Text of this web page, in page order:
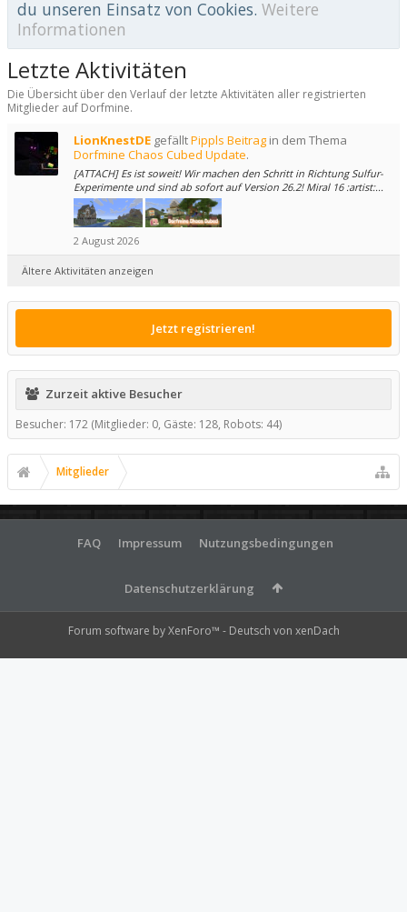
du unseren Einsatz von Cookies. Weitere
Informationen
Letzte Aktivitäten
Die Übersicht über den Verlauf der letzte Aktivitäten aller registrierten
Mitglieder auf Dorfmine.
LionKnestDE gefälltPippls Beitrag in dem Thema
Dorfmine Chaos Cubed Update.
[ATTACH] Es ist soweit! Wir machen den Schritt in Richtung Sulfur-
Experimente und sind ab sofort auf Version 26.2! Miral 16 :artist:...
2 August 2026
Ältere Aktivitäten anzeigen
Jetzt registrieren!
Zurzeit aktive Besucher
Besucher: 172 (Mitglieder: 0, Gäste: 128, Robots: 44)
Mitglieder
FAQ Impressum Nutzungsbedingungen
Datenschutzerklärung
Forum software by XenForo™ - Deutsch von xenDach